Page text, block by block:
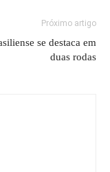
Próximo artigo
se destaca em
duas rodas